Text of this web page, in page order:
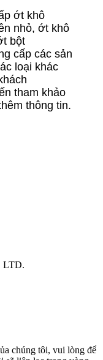
ớt khô
nhỏ, ớt khô
bột
cấp các sản
loại khác
tham khảo
thông tin.
LTD.
chúng tôi, vui lòng để